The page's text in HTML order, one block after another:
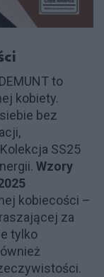
to
kobiety.
bez
SS25
Wzory
kobiecości –
za
tylko